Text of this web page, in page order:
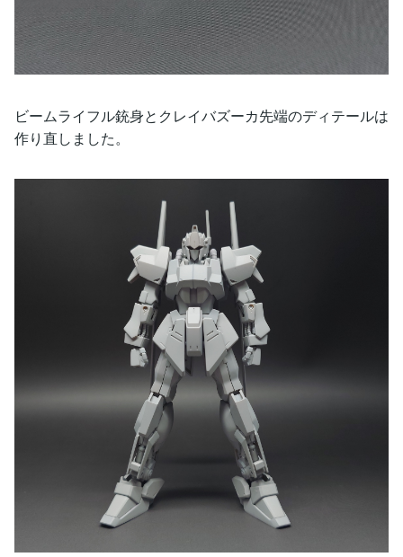
ビームライフル銃身とクレイバズーカ先端のディテールは
作り直しました。